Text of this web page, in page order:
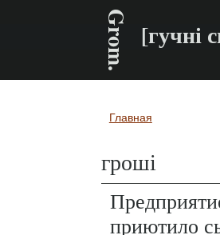
Grom. [гучні
Вы здесь
Главная
гроші
приютило